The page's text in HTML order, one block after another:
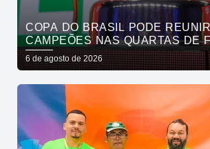
COPA DO BRASIL PODE
CAMPEÕES NAS QUARTAS DE
6 de agosto de 2026